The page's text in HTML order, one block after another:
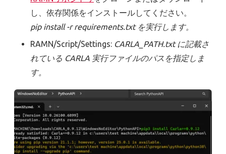
し、依存関係をインストールしてください。
pip install -r requirements.txt を実行します。
RAMN/Script/Settings: CARLA_PATH.txt に記載さ
れている CARLA 実行ファイルのパスを指定しま
す。